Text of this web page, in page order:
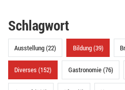
Schlagwort
Ausstellung (22) Bildung (39)
Diverses (152) Gastronomie (76)